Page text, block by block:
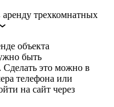
аренду трехкомнатных
объекта
быть
Сделать это можно в
телефона или
на сайт через